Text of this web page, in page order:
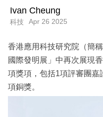
技
場
生
Ivan Cheung
科技 Apr 26 2025
香港應用科技研究院（簡
國際發明展」中再次展現
項獎項，包括1項評審團
項銅獎。